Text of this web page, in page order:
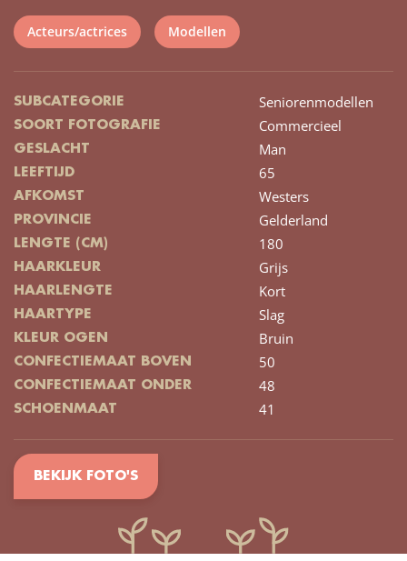
Acteurs/actrices Modellen
SUBCATEGORIE Seniorenmodellen
SOORT FOTOGRAFIE Commercieel
GESLACHT Man
LEEFTIJD 65
AFKOMST Westers
PROVINCIE Gelderland
LENGTE (CM) 180
HAARKLEUR Grijs
HAARLENGTE Kort
HAARTYPE Slag
KLEUR OGEN Bruin
CONFECTIEMAAT BOVEN 50
CONFECTIEMAAT ONDER 48
SCHOENMAAT 41
BEKIJK FOTO'S